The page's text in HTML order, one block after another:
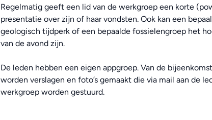
Regelmatig geeft een lid van de werkgroep een korte
presentatie over zijn of haar vondsten. Ook kan een
geologisch tijdperk of een bepaalde fossielengroep het
van de avond zijn.
De leden hebben een eigen appgroep. Van de
worden verslagen en foto’s gemaakt die via mail aan de
werkgroep worden gestuurd.